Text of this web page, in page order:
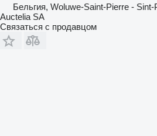
Бельгия, Woluwe-Saint-Pierre -
Auctelia SA
Связаться с продавцом